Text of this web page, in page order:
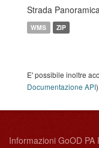
Strada
WMS ZIP
E' possibile inoltre
Documentazione API).
Informazioni GoOD